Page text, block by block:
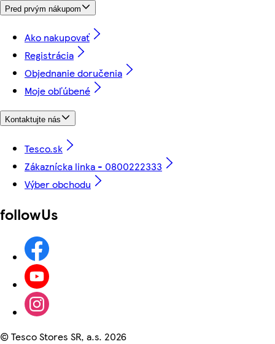
Pred prvým nákupom
Ako nakupovať
Registrácia
Objednanie doručenia
Moje obľúbené
Kontaktujte nás
Tesco.sk
Zákaznícka linka - 0800222333
Výber obchodu
followUs
©Tesco Stores SR, a.s. 2026